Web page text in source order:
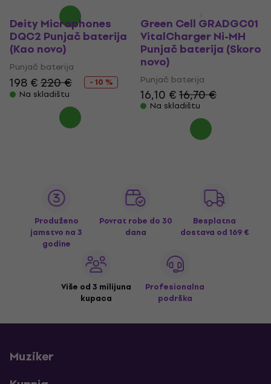
Deity Microphones
DQC2 Punjač baterija
(Kao novo)
Punjač baterija
198 €220 €
- 10 %
Na skladištu
Green Cell GRADGC01
VitalCharger Ni-MH
Punjač baterija (Skoro
novo)
Punjač baterija
16,10 €16,70 €
Na skladištu
Produženo
jamstvo na 3
godine
Povrat robe do 30
dana
Besplatna
dostava od 169 €
Više od 3 milijuna
kupaca
Profesionalna
podrška
Muziker